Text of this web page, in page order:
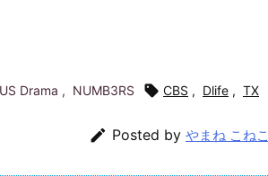
US Drama , NUMB3RS  CBS , Dlife , TX
 Posted by やまね こねこ